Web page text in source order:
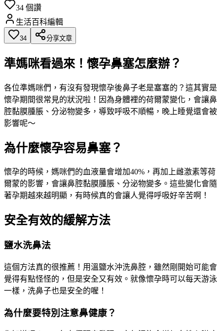
34 個讚
生活百科編輯
34 分享文章
準媽咪看過來！懷孕鼻塞怎麼辦？
各位準媽咪們，有沒有發現懷孕後鼻子老是塞塞的？這其實是
懷孕期間很常見的狀況啦！因為身體裡的荷爾蒙變化，會讓鼻
腔黏膜腫脹、分泌物變多，導致呼吸不順暢，晚上睡覺還會被
影響呢～
為什麼懷孕容易鼻塞？
懷孕的時候，媽咪們的血液量會增加40%，再加上雌激素等荷
爾蒙的影響，會讓鼻腔黏膜腫脹、分泌物變多。這些變化會隨
著孕期越來越明顯，有時候真的會讓人覺得呼吸好辛苦啊！
安全有效的緩解方法
鹽水洗鼻法
這個方法真的很推薦！用溫鹽水沖洗鼻腔，雖然剛開始可能會
覺得有點怪怪的，但是安全又有效。就像懷孕時可以每天游泳
一樣，洗鼻子也是安全的喔！
為什麼要特別注意鼻健康？